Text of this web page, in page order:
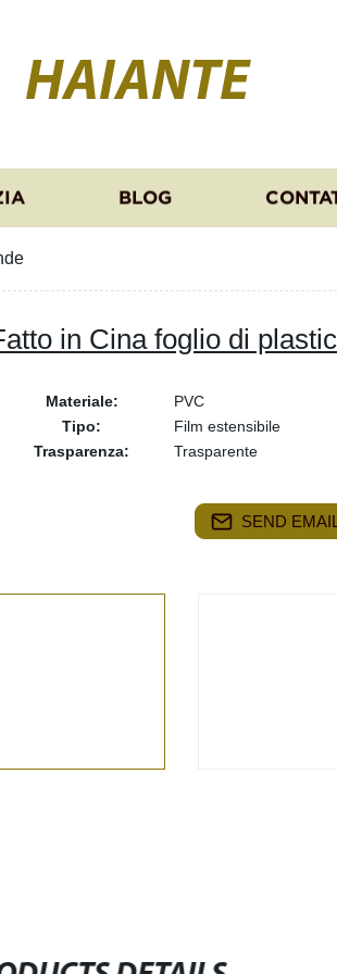
HAIANTE
BLOG
in Cina foglio di
Materiale:
PVC
Tipo:
Film estensibile
Trasparenza:
Trasparente
SEND